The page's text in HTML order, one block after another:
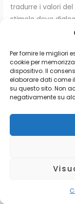
Per fornire le migliori
cookie per
dispositivo. Il
elaborare dati come
su questo sito. Non
negativamente su
tradurre i valori
stimolo deve
un’esperienza
experience e
lavorano in
visto: viene
multisensoriale Il
olfatto e talvolta
più coinvolgente e
Ogni elemento
brand e migliorare
emotivo;